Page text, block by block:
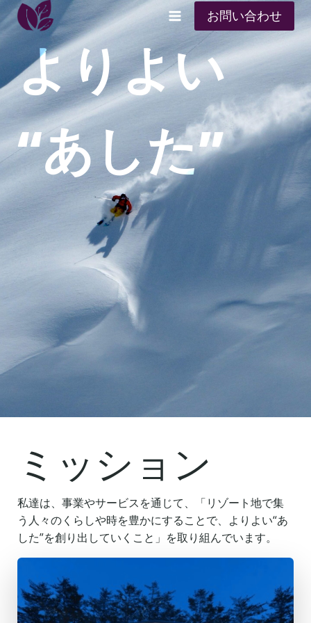
お問い合わせ
よりよい
“あした”
ミッション
私達は、事業やサービスを通じて、「リゾート地で集
う人々のくらしや時を豊かにすることで、よりよい“あ
した”を創り出していくこと」を取り組んでいます。